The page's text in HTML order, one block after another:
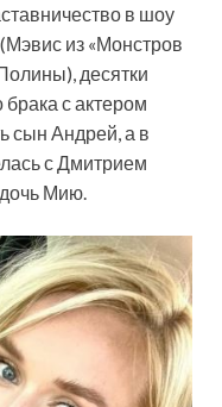
в шоу
из «Монстров
десятки
брака с актером
сын Андрей, а в
с Дмитрием
Мию.